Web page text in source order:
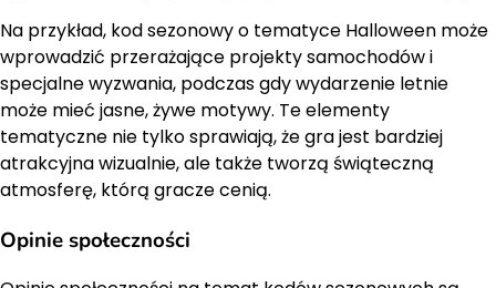
Na przykład, kod sezonowy o tematyce Halloween może
wprowadzić przerażające projekty samochodów i
specjalne wyzwania, podczas gdy wydarzenie letnie
może mieć jasne, żywe motywy. Te elementy
tematyczne nie tylko sprawiają, że gra jest bardziej
atrakcyjna wizualnie, ale także tworzą świąteczną
atmosferę, którą gracze cenią.
Opinie społeczności